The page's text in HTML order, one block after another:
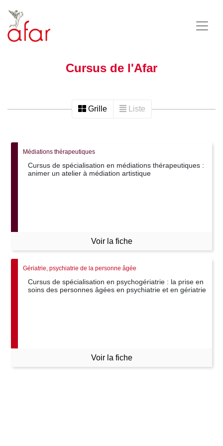
Cursus de l'Afar
Grille Liste
Médiations thérapeutiques
Cursus de spécialisation en médiations thérapeutiques :
animer un atelier à médiation artistique
Voir la fiche
Gériatrie, psychiatrie de la personne âgée
Cursus de spécialisation en psychogériatrie : la prise en
soins des personnes âgées en psychiatrie et en gériatrie
Voir la fiche